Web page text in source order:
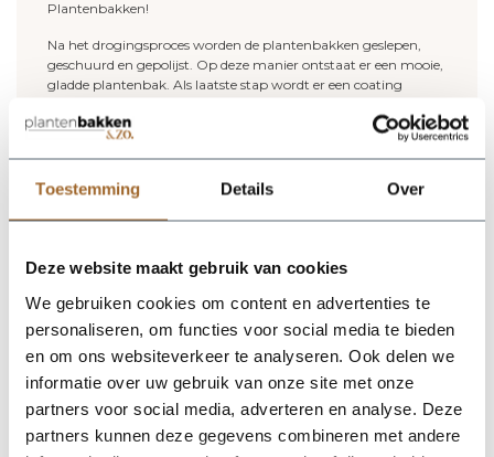
Toestemming Details Over
Deze website maakt gebruik van cookies
We gebruiken cookies om content en advertenties te
personaliseren, om functies voor social media te bieden
en om ons websiteverkeer te analyseren. Ook delen we
informatie over uw gebruik van onze site met onze
partners voor social media, adverteren en analyse. Deze
partners kunnen deze gegevens combineren met andere
Plantenbakken!
Na het drogingsproces worden de plantenbakken geslepen,
geschuurd en gepolijst. Op deze manier ontstaat er een mooie,
gladde plantenbak. Als laatste stap wordt er een coating
maken.
Wil je meer weten over onze Kalif Design plantenbakken?
Neem gerust contact met ons op of lees onder aan
deze pagina
verder. De belangrijkste eigenschappen van onze Kalif Design
plantenbakken zijn:
- 100% handwerk
- Minder dan 2% chemicaliën
- De plantenbakken zijn in combinatie met het gebruik van
hydrokorrels vorstbestendig tot min 10 graden.
- Voor zowel binnen als buiten te gebruiken
(buiten dient er een afwateringsgat geboord te worden)
- 2 jaar garantie (aflopend)!
De plantenbakken en bloempotten van Kalif Design noemen
wij met recht "Natuurlijke Kunstwerken"! Bij natuurlijke